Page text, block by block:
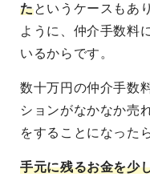
たというケースもあ
ように、仲介手数料
いるからです。
数十万円の仲介手数
ションがなかなか売
をすることになった
手元に残るお金を少